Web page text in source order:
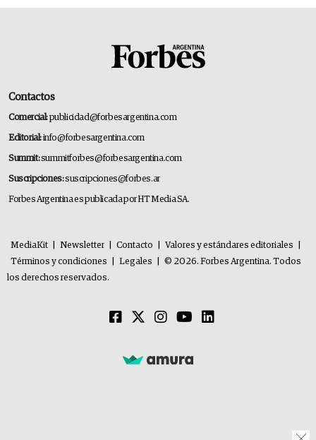
Contactos
Comercial:publicidad@forbesargentina.com
Editorial:info@forbesargentina.com
Summit:summitforbes@forbesargentina.com
Suscripciones:suscripciones@forbes.ar
Forbes Argentina es publicada por HT Media SA.
MediaKit Newsletter Contacto Valores y estándares editoriales
Términos y condiciones
Legales
© 2026. Forbes Argentina. Todos
los derechos reservados.